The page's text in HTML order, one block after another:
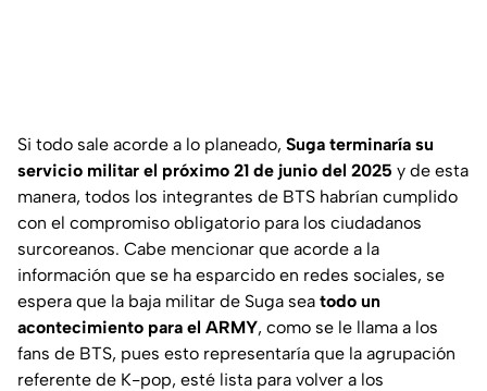
Si todo sale acorde a lo planeado, Suga terminaría su
servicio militar el próximo 21 de junio del 2025 y de esta
manera, todos los integrantes de BTS habrían cumplido
con el compromiso obligatorio para los ciudadanos
surcoreanos. Cabe mencionar que acorde a la
información que se ha esparcido en redes sociales, se
espera que la baja militar de Suga sea todo un
acontecimiento para el ARMY, como se le llama a los
fans de BTS, pues esto representaría que la agrupación
referente de K-pop, esté lista para volver a los